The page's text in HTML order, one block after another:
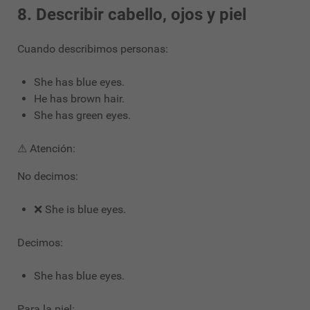
8. Describir cabello, ojos y piel
Cuando describimos personas:
She has blue eyes.
He has brown hair.
She has green eyes.
⚠ Atención:
No decimos:
❌ She is blue eyes.
Decimos:
She has blue eyes.